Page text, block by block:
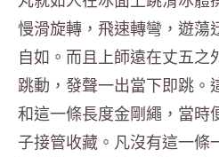
慢滑旋轉，飛速轉彎，遊蕩
自如。而且上師遠在丈五
跳動，發聲一出當下即跳。
和這一條長度金剛繩，當時
子接管收藏。凡沒有這一條